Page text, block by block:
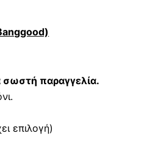
σωστή παραγγελία.
επιλογή)